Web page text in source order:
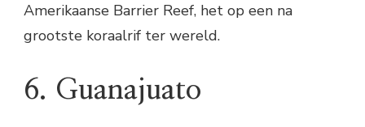
Amerikaanse Barrier Reef, het op een na
grootste koraalrif ter wereld.
6. Guanajuato